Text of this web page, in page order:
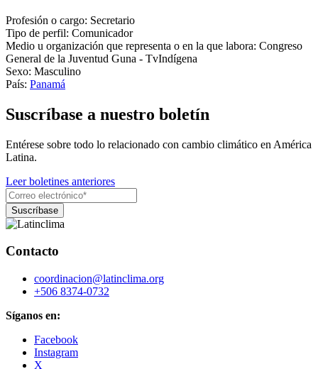
Profesión o cargo: Secretario
Tipo de perfil: Comunicador
Medio u organización que representa o en la que labora: Congreso
General de la Juventud Guna - TvIndígena
Sexo: Masculino
País: Panamá
Suscríbase a nuestro boletín
Entérese sobre todo lo relacionado con cambio climático en América
Latina.
Leer boletines anteriores
Contacto
coordinacion@latinclima.org
+506 8374-0732
Síganos en:
Facebook
Instagram
X